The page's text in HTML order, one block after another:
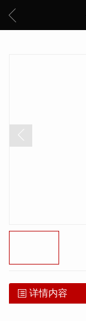
详情内容